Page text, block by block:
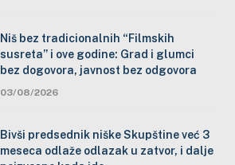
Niš bez tradicionalnih “Filmskih
susreta” i ove godine: Grad i glumci
bez dogovora, javnost bez odgovora
03/08/2026
Bivši predsednik niške Skupštine već 3
meseca odlaže odlazak u zatvor, i dalje